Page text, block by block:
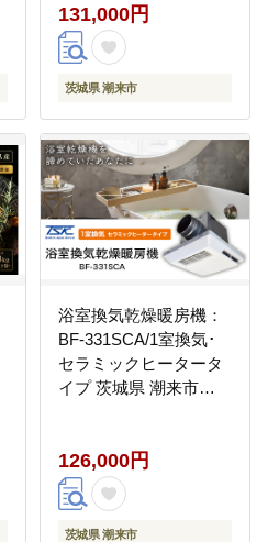
モ べにはるか 干し芋
干芋 野菜 やさい デザ
ート スイーツ おやつ
ギフト 贈答 プレゼント
131,000円
茨城県 潮来市
浴室換気乾燥暖房機：
BF-331SCA/1室換気･
セラミックヒータータ
イプ 茨城県 潮来市
126,000円
茨城県 潮来市